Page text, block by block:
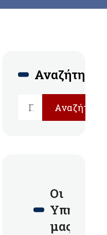
Αναζήτηση
Αναζήτηση
Οι
μας